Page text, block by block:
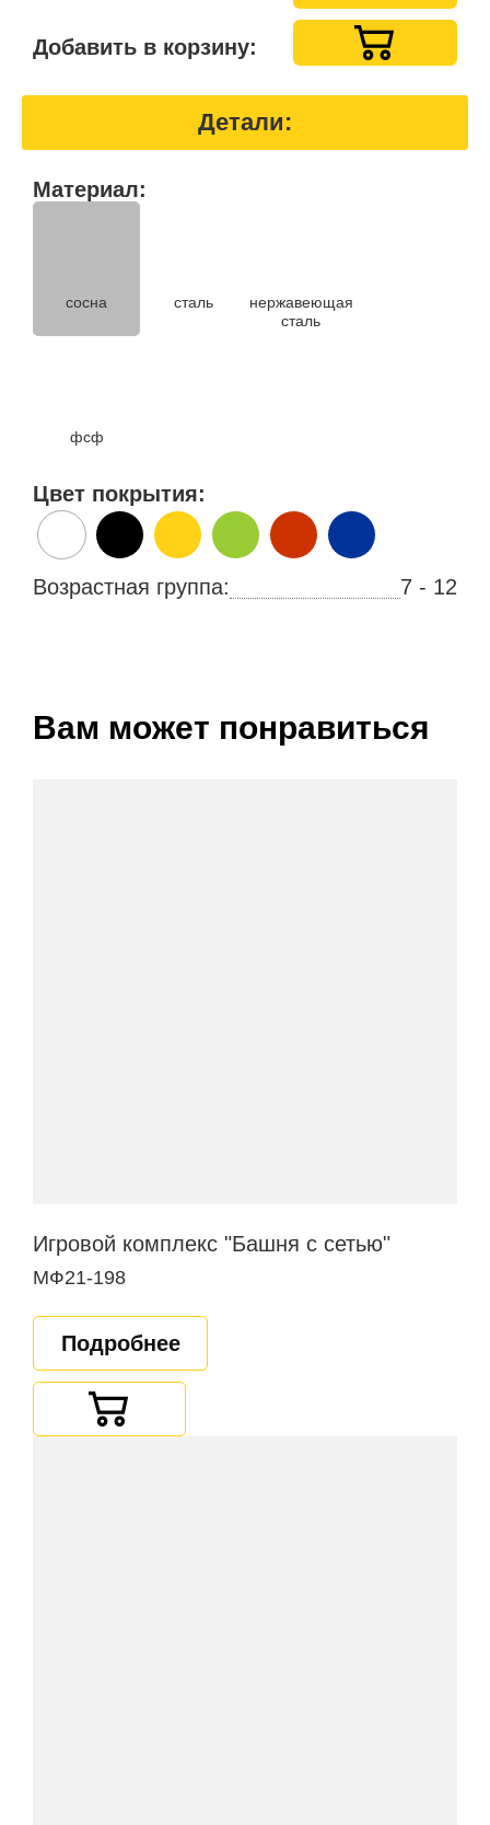
Добавить в корзину:
Детали:
Материал:
сосна сталь
нержавеющая
сталь
фсф
Цвет покрытия:
Возрастная группа: 7 - 12
Вам может понравиться
Игровой комплекс "Башня с сетью"
МФ21-198
Подробнее